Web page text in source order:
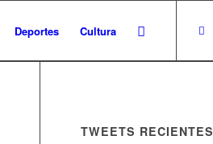
Deportes Cultura
TWEETS RECIENTES